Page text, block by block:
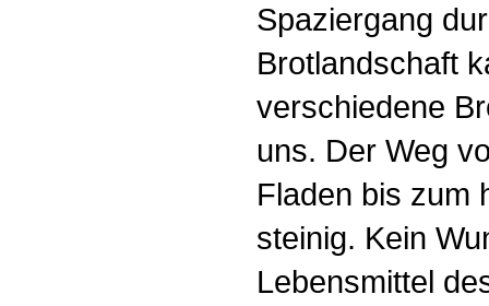
Spaziergang
Brotlandschaft
verschiedene
uns. Der Weg
Fladen bis zum
steinig. Kein
Lebensmittel